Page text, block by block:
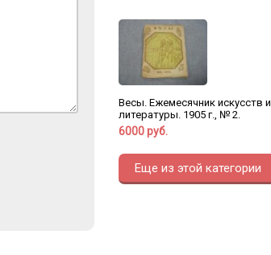
Весы. Ежемесячник искусств и
литературы. 1905 г., № 2.
6000 руб.
Еще из этой категории